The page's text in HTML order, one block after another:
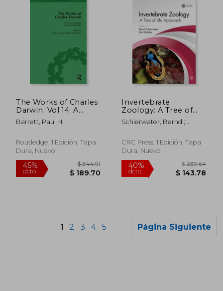
$ 212.63
The Works of Charles
Darwin: Vol 14: A
Monograph on the
Fossil Lepadidae
Barrett, Paul H.
Routledge, 1 Edición, Tapa
Dura, Nuevo
Invertebrate
Zoology: A Tree of
Life Approach (en
Inglés)
Schierwater, Bernd ;
CRC Press, 1 Edición, Tapa
Dura, Nuevo
1 2 3 4 5 Página Siguiente